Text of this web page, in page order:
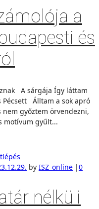
a
és
A sárgája Így láttam
Pécsett Álltam a sok apró
győztem örvendezni,
motívum gyűlt...
by ISZ_online |0
nélküli